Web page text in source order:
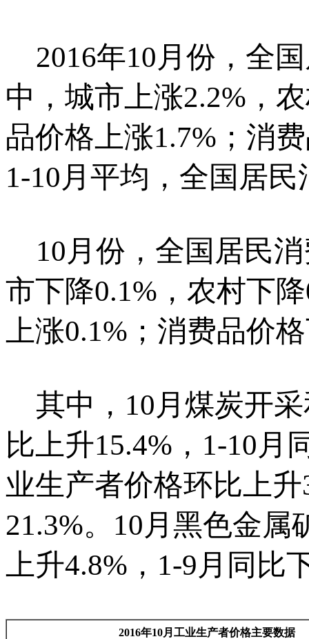
2016年10月份，全
中，城市上涨2.2%，
品价格上涨1.7%；消
1-10月平均，全国居
10月份，全国居民消
市下降0.1%，农村下
上涨0.1%；消费品价
其中，10月煤炭开采
比上升15.4%，1-10月
业生产者价格环比上
21.3%。10月黑色金
上升4.8%，1-9月同比
2016年10月工业生产者价格主要数据